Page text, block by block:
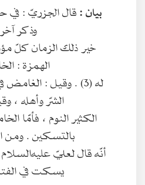
بيان :قال الجزريّ : في
وذكر
خير ذلك الزمان كلّ
الهمزة :
له (3) . وقيل :
الشرّ وأهله ،
الكثير النوم ، فأمّا
بالتسكين .
أنّه قال لعليّ
يسكت في